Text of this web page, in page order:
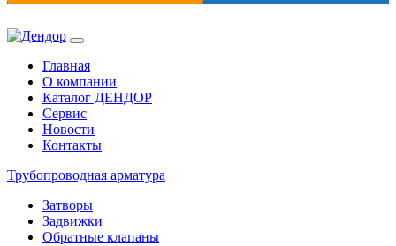
Главная
О компании
Каталог ДЕНДОР
Сервис
Новости
Контакты
Трубопроводная арматура
Затворы
Задвижки
Обратные клапаны